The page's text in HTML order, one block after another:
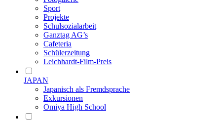
Sport
Projekte
Schulsozialarbeit
Ganztag AG’s
Cafeteria
Schülerzeitung
Leichhardt-Film-Preis
JAPAN
Japanisch als Fremdsprache
Exkursionen
Omiya High School